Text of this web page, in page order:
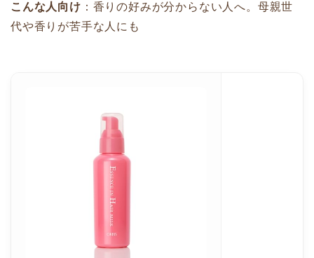
こんな人向け ：香りの好みが分からない人へ。母親世
代や香りが苦手な人にも